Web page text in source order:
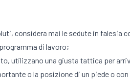
considera mai le sedute in falesia
di lavoro;
utilizzano una giusta tattica per
o la posizione di un piede o